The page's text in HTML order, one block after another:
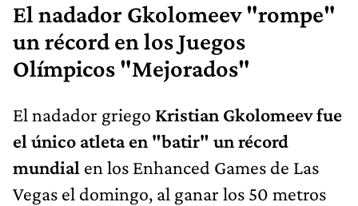
El nadador Gkolomeev "rompe"
un récord en los Juegos
Olímpicos "Mejorados"
El nadador griego Kristian Gkolomeev fue
el único atleta en "batir" un récord
mundial en los Enhanced Games de Las
Vegas el domingo, al ganar los 50 metros